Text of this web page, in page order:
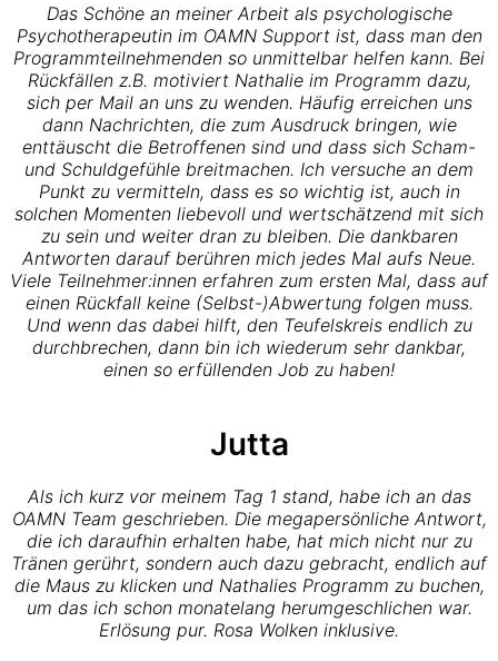
Das Schöne an meiner Arbeit als psychologische
Psychotherapeutin im OAMN Support ist, dass man den
Programmteilnehmenden so unmittelbar helfen kann. Bei
Rückfällen z.B. motiviert Nathalie im Programm dazu,
sich per Mail an uns zu wenden. Häufig erreichen uns
dann Nachrichten, die zum Ausdruck bringen, wie
enttäuscht die Betroffenen sind und dass sich Scham-
und Schuldgefühle breitmachen. Ich versuche an dem
Punkt zu vermitteln, dass es so wichtig ist, auch in
solchen Momenten liebevoll und wertschätzend mit sich
zu sein und weiter dran zu bleiben. Die dankbaren
Antworten darauf berühren mich jedes Mal aufs Neue.
Viele Teilnehmer:innen erfahren zum ersten Mal, dass auf
einen Rückfall keine (Selbst-)Abwertung folgen muss.
Und wenn das dabei hilft, den Teufelskreis endlich zu
durchbrechen, dann bin ich wiederum sehr dankbar,
einen so erfüllenden Job zu haben!
Jutta
Als ich kurz vor meinem Tag 1 stand, habe ich an das
OAMN Team geschrieben. Die megapersönliche Antwort,
die ich daraufhin erhalten habe, hat mich nicht nur zu
Tränen gerührt, sondern auch dazu gebracht, endlich auf
die Maus zu klicken und Nathalies Programm zu buchen,
um das ich schon monatelang herumgeschlichen war.
Erlösung pur. Rosa Wolken inklusive.